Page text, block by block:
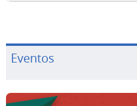
Eventos